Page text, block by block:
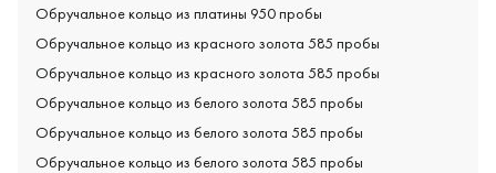
Обручальное кольцо из платины 950 пробы
Обручальное кольцо из красного золота 585 пробы
Обручальное кольцо из красного золота 585 пробы
Обручальное кольцо из белого золота 585 пробы
Обручальное кольцо из белого золота 585 пробы
Обручальное кольцо из белого золота 585 пробы